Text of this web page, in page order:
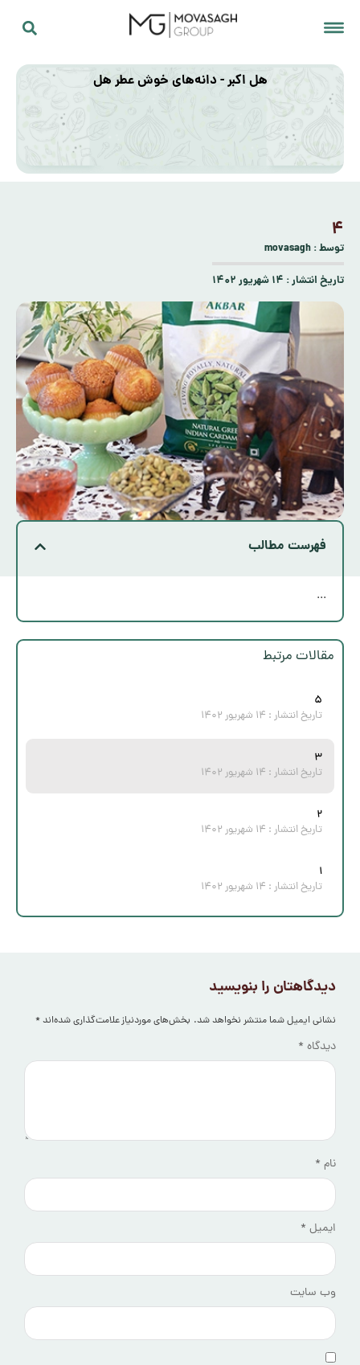
هل اکبر - دانه‌های خوش عطر هل
مقالات مرتبط
۵
تاریخ انتشار : ۱۴ شهریور ۱۴۰۲
۳
تاریخ انتشار : ۱۴ شهریور ۱۴۰۲
۲
تاریخ انتشار : ۱۴ شهریور ۱۴۰۲
۱
تاریخ انتشار : ۱۴ شهریور ۱۴۰۲
۴
توسط :movasagh
تاریخ انتشار : ۱۴ شهریور ۱۴۰۲
فهرست مطالب
...
دیدگاهتان را بنویسید
نشانی ایمیل شما منتشر نخواهد شد. بخش‌های موردنیاز علامت‌گذاری شده‌اند*
دیدگاه *
نام *
ایمیل *
وب‌ سایت